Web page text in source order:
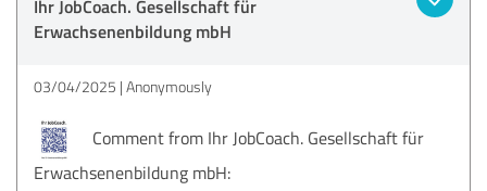
Ihr JobCoach. Gesellschaft für
Erwachsenenbildung mbH
03/04/2025 Anonymously
Comment from Ihr JobCoach. Gesellschaft für
Erwachsenenbildung mbH: